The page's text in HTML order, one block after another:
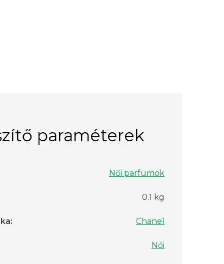
paraméterek
Női parfümök
0.1 kg
: Chanel
Női